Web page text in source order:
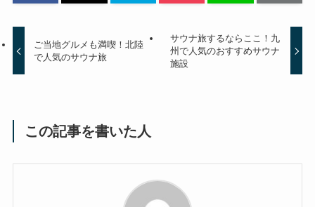
ご当地グルメも満喫！北陸
で人気のサウナ旅
サウナ旅するならここ！九
州で人気のおすすめサウナ
施設
この記事を書いた人